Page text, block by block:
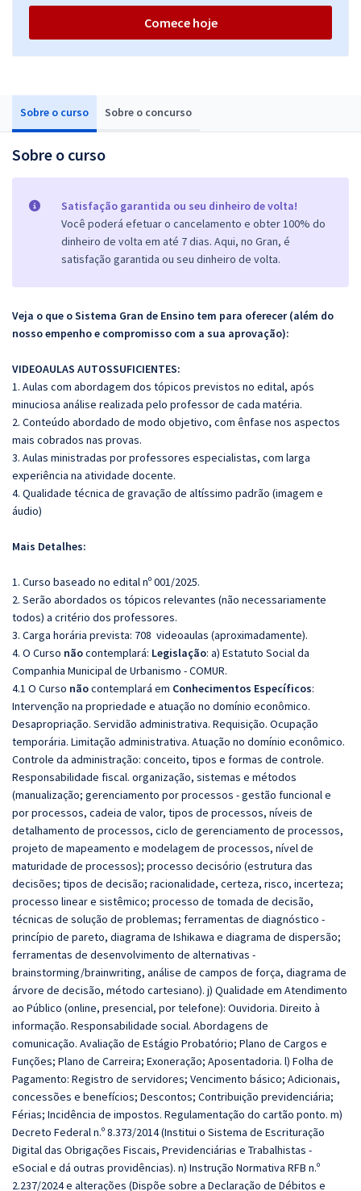
Sobre o curso Sobre o concurso
Sobre o curso
Satisfação garantida ou seu dinheiro de volta!
Você poderá efetuar o cancelamento e obter 100% do
dinheiro de volta em até 7 dias. Aqui, no Gran, é
satisfação garantida ou seu dinheiro de volta.
Veja o que o Sistema Gran de Ensino tem para oferecer (além do
nosso empenho e compromisso com a sua aprovação):
VIDEOAULAS AUTOSSUFICIENTES:
1. Aulas com abordagem dos tópicos previstos no edital, após
minuciosa análise realizada pelo professor de cada matéria.
2. Conteúdo abordado de modo objetivo, com ênfase nos aspectos
mais cobrados nas provas.
3. Aulas ministradas por professores especialistas, com larga
experiência na atividade docente.
4. Qualidade técnica de gravação de altíssimo padrão (imagem e
áudio)
Mais Detalhes:
1. Curso baseado no edital nº 001/2025.
2. Serão abordados os tópicos relevantes (não necessariamente
todos) a critério dos professores.
3. Carga horária prevista: 708 videoaulas (aproximadamente).
4. O Curso nãocontemplará: Legislação: a) Estatuto Social da
Companhia Municipal de Urbanismo - COMUR.
4.1 O Curso nãocontemplará em Conhecimentos Específicos:
Intervenção na propriedade e atuação no domínio econômico.
Desapropriação. Servidão administrativa. Requisição. Ocupação
temporária. Limitação administrativa. Atuação no domínio econômico.
Controle da administração: conceito, tipos e formas de controle.
Responsabilidade fiscal. organização, sistemas e métodos
(manualização; gerenciamento por processos - gestão funcional e
por processos, cadeia de valor, tipos de processos, níveis de
detalhamento de processos, ciclo de gerenciamento de processos,
projeto de mapeamento e modelagem de processos, nível de
maturidade de processos); processo decisório (estrutura das
decisões; tipos de decisão; racionalidade, certeza, risco, incerteza;
processo linear e sistêmico; processo de tomada de decisão,
técnicas de solução de problemas; ferramentas de diagnóstico -
princípio de pareto, diagrama de Ishikawa e diagrama de dispersão;
ferramentas de desenvolvimento de alternativas -
brainstorming/brainwriting, análise de campos de força, diagrama de
árvore de decisão, método cartesiano). j) Qualidade em Atendimento
ao Público (online, presencial, por telefone): Ouvidoria. Direito à
informação. Responsabilidade social. Abordagens de
comunicação. Avaliação de Estágio Probatório; Plano de Cargos e
Funções; Plano de Carreira; Exoneração; Aposentadoria. l) Folha de
Pagamento: Registro de servidores; Vencimento básico; Adicionais,
concessões e benefícios; Descontos; Contribuição previdenciária;
Férias; Incidência de impostos. Regulamentação do cartão ponto. m)
Decreto Federal n.º 8.373/2014 (Institui o Sistema de Escrituração
Digital das Obrigações Fiscais, Previdenciárias e Trabalhistas -
eSocial e dá outras providências). n) Instrução Normativa RFB n.º
2.237/2024 e alterações (Dispõe sobre a Declaração de Débitos e
Comece hoje